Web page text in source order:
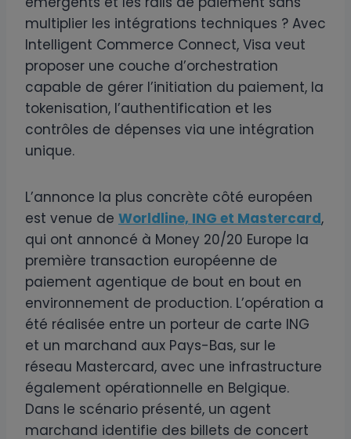
multiplier les intégrations techniques ? Avec
Intelligent Commerce Connect, Visa veut
proposer une couche d’orchestration
capable de gérer l’initiation du paiement, la
tokenisation, l’authentification et les
contrôles de dépenses via une intégration
unique.
L’annonce la plus concrète côté européen
est venue de Worldline, ING et Mastercard,
qui ont annoncé à Money 20/20 Europe la
première transaction européenne de
paiement agentique de bout en bout en
environnement de production. L’opération a
été réalisée entre un porteur de carte ING
et un marchand aux Pays-Bas, sur le
réseau Mastercard, avec une infrastructure
également opérationnelle en Belgique.
Dans le scénario présenté, un agent
marchand identifie des billets de concert